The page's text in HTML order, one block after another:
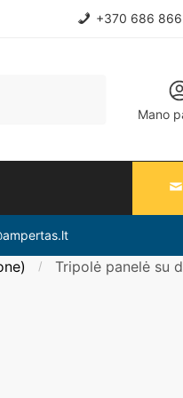
+370 686
Mano
/
Tripolė panelė su